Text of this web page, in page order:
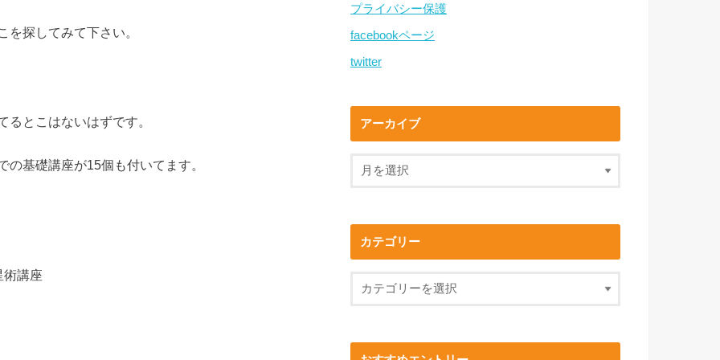
探してみて下さい。
とこはないはずです。
基礎講座が15個も付いてます。
術講座
プライバシー保護
facebookページ
twitter
アーカイブ
カテゴリー